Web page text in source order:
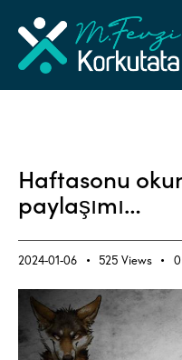
Haftasonu
paylaşımı…
2024-01-06 525 Views 0